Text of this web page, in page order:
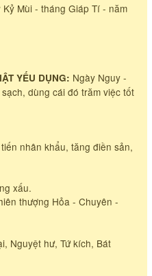
Mùi - tháng Giáp Tí - năm
YẾU DỤNG: Ngày Nguy -
dùng cái đó trăm việc tốt
nhân khẩu, tăng điền sản,
xấu.
thượng Hỏa - Chuyên -
Nguyệt hư, Tứ kích, Bát